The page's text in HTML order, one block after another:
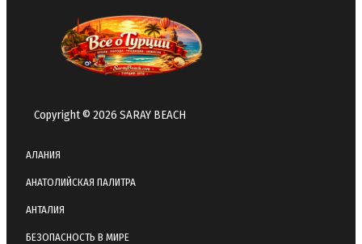
Copyright © 2026 SARAY BEACH
АЛАНИЯ
АНАТОЛИЙСКАЯ ПАЛИТРА
АНТАЛИЯ
БЕЗОПАСНОСТЬ В МИРЕ